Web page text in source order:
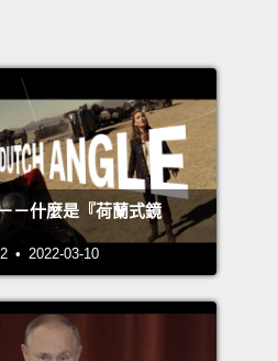
－什麼是『荷蘭式鏡
• 2022-03-10